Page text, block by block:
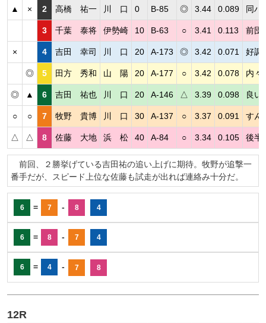
▲ × 2 高橋 祐一 川 口 0 B-85 ◎ 3.44 0.089 同ハ
3 千葉 泰将 伊勢崎 10 B-63 ○ 3.41 0.113 前団
× 4 吉田 幸司 川 口 20 A-173 ◎ 3.42 0.071 好調
◎ 5 田方 秀和 山 陽 20 A-177 ○ 3.42 0.078 内々
◎ ▲ 6 吉田 祐也 川 口 20 A-146 △ 3.39 0.098 良い
○ ○ 7 牧野 貴博 川 口 30 A-137 ○ 3.37 0.091 すん
△ △ 8 佐藤 大地 浜 松 40 A-84 ○ 3.34 0.105 後半
前回、２勝挙げている吉田祐の追い上げに期待。牧野が追撃一
番手だが、スピード上位な佐藤も試走が出れば連絡み十分だ。
6 = 7 - 8 4
6 = 8 - 7 4
6 = 4 - 7 8
12R